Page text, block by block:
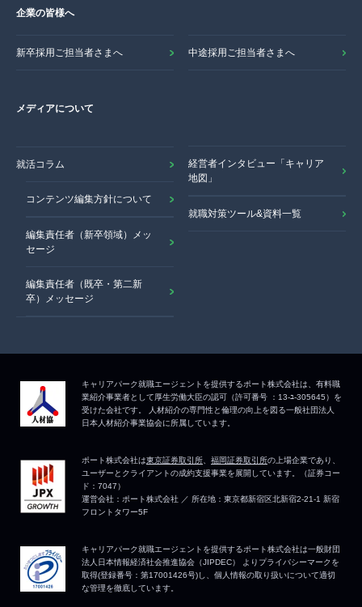
企業の皆様へ
新卒採用ご担当者さまへ 中途採用ご担当者さまへ
メディアについて
就活コラム
コンテンツ編集方針について
編集責任者（新卒領域）メッ
セージ
編集責任者（既卒・第二新
卒）メッセージ
経営者インタビュー「キャリア
地図」
就職対策ツール&資料一覧